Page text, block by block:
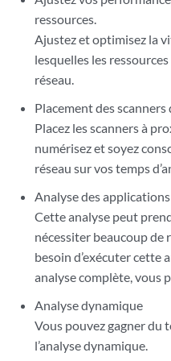
ressources.
Ajustez et optimisez la
lesquelles les
réseau.
Placement des
Placez les scanners à
numérisez et soyez
réseau sur vos temps
Analyse des
Cette analyse peut
nécessiter beaucoup de
besoin d’exécuter cette
analyse complète, vous
Analyse dynamique
Vous pouvez gagner
l’analyse dynamique.